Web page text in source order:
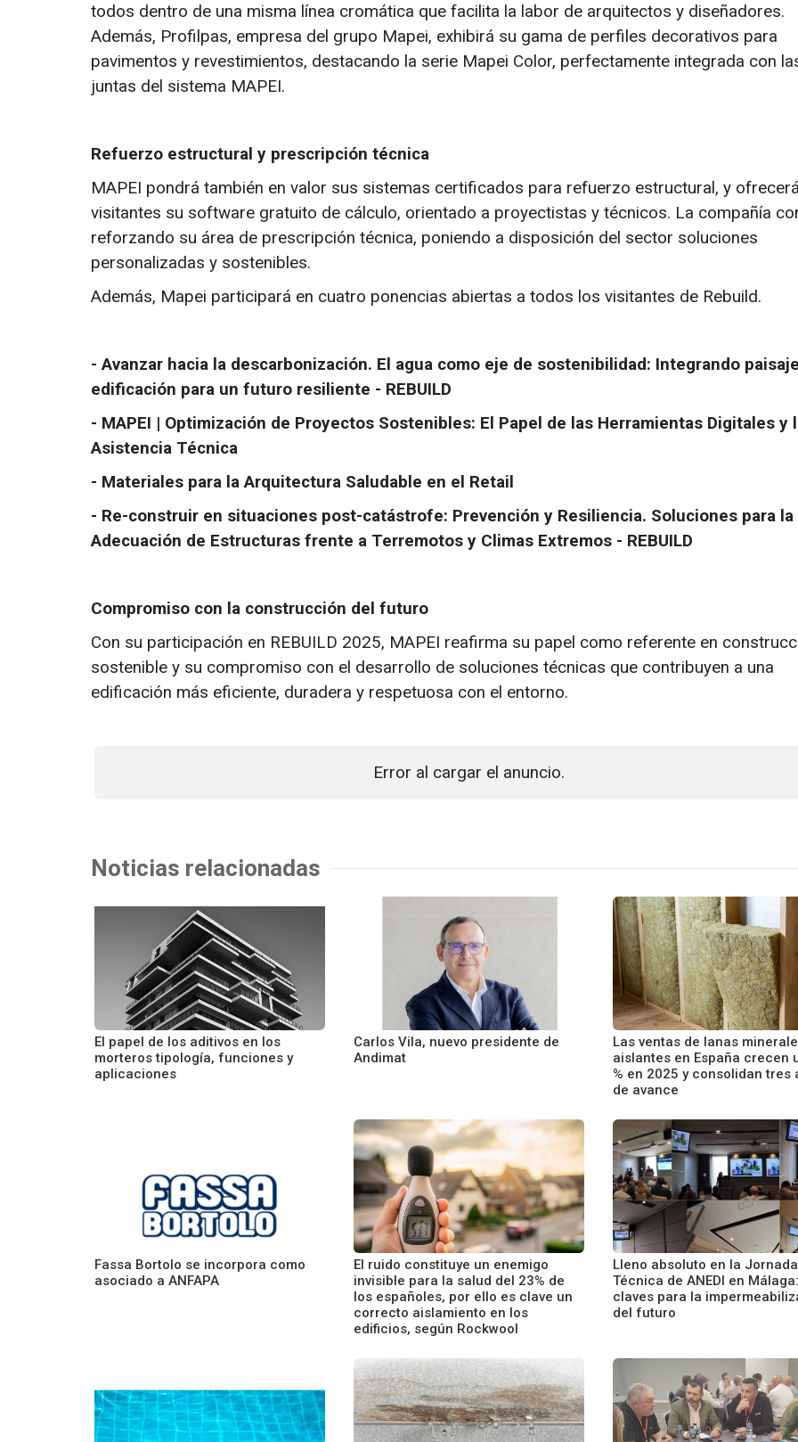
todos dentro de una misma línea cromática que facilita la labor de arquitectos y diseñadores.
Además, Profilpas, empresa del grupo Mapei, exhibirá su gama de perfiles decorativos para
pavimentos y revestimientos, destacando la serie Mapei Color, perfectamente integrada con
juntas del sistema MAPEI.
Refuerzo estructural y prescripción técnica
MAPEI pondrá también en valor sus sistemas certificados para refuerzo estructural, y
visitantes su software gratuito de cálculo, orientado a proyectistas y técnicos. La compañía
reforzando su área de prescripción técnica, poniendo a disposición del sector soluciones
personalizadas y sostenibles.
Además, Mapei participará en cuatro ponencias abiertas a todos los visitantes de Rebuild.
- Avanzar hacia la descarbonización. El agua como eje de sostenibilidad: Integrando
edificación para un futuro resiliente - REBUILD
- MAPEI | Optimización de Proyectos Sostenibles: El Papel de las Herramientas Digitales y
Asistencia Técnica
- Materiales para la Arquitectura Saludable en el Retail
- Re-construir en situaciones post-catástrofe: Prevención y Resiliencia. Soluciones para la
Adecuación de Estructuras frente a Terremotos y Climas Extremos - REBUILD
Compromiso con la construcción del futuro
Con su participación en REBUILD 2025, MAPEI reafirma su papel como referente en
sostenible y su compromiso con el desarrollo de soluciones técnicas que contribuyen a una
edificación más eficiente, duradera y respetuosa con el entorno.
Error al cargar el anuncio.
Noticias relacionadas
El papel de los aditivos en los
morteros tipología, funciones y
aplicaciones
Carlos Vila, nuevo presidente de
Andimat
Las ventas de lanas
aislantes en España crecen
% en 2025 y consolidan tres
de avance
Fassa Bortolo se incorpora como
asociado a ANFAPA
El ruido constituye un enemigo
invisible para la salud del 23% de
los españoles, por ello es clave un
correcto aislamiento en los
edificios, según Rockwool
Lleno absoluto en la Jornada
Técnica de ANEDI en Málaga:
claves para la
del futuro